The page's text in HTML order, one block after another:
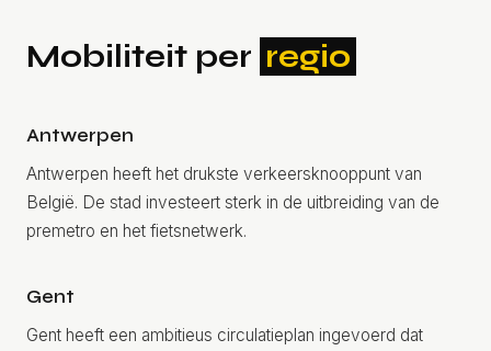
Mobiliteit per regio
Antwerpen
Antwerpen heeft het drukste verkeersknooppunt van
België. De stad investeert sterk in de uitbreiding van de
premetro en het fietsnetwerk.
Gent
Gent heeft een ambitieus circulatieplan ingevoerd dat